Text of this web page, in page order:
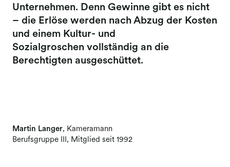
Text & Data Mining
Unternehmen. Denn Gewinne gibt es nicht
– die Erlöse werden nach Abzug der Kosten
und einem Kultur- und
Sozialgroschen vollständig an die
Berechtigten ausgeschüttet.
Martin Langer
Kameramann
Berufsgruppe III
Mitglied seit 1992